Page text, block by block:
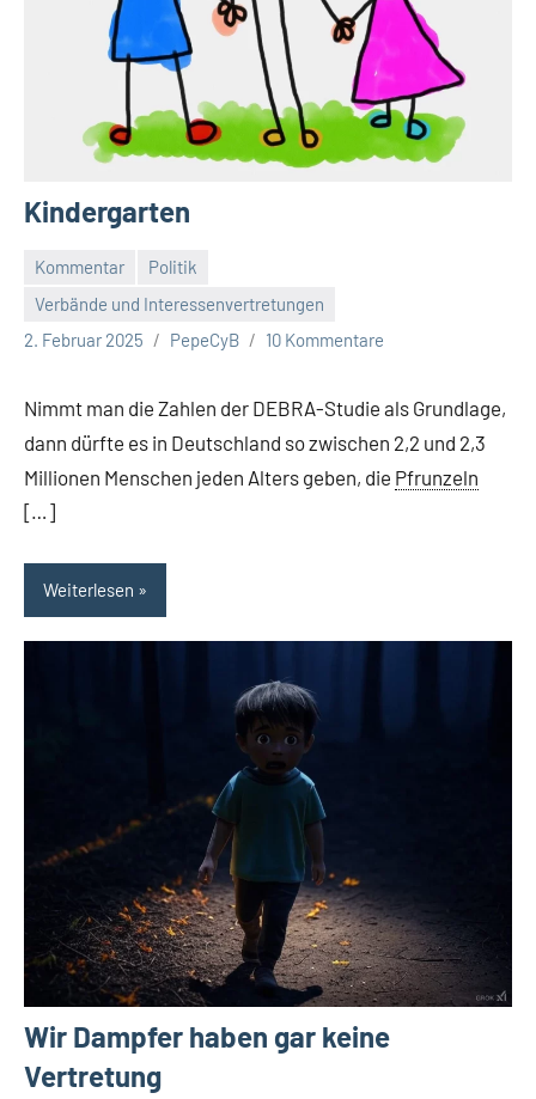
Kindergarten
Kommentar
Politik
Verbände und Interessenvertretungen
2. Februar 2025
PepeCyB 10 Kommentare
Nimmt man die Zahlen der DEBRA-Studie als Grundlage,
dann dürfte es in Deutschland so zwischen 2,2 und 2,3
Millionen Menschen jeden Alters geben, die Pfrunzeln
[…]
Weiterlesen
Wir Dampfer haben gar keine
Vertretung